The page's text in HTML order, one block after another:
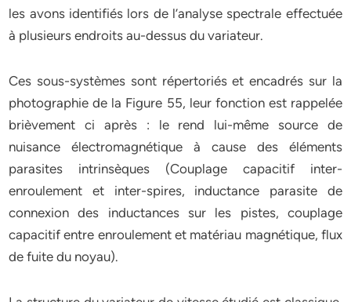
les avons identifiés lors de l’analyse spectrale effectuée
à plusieurs endroits au-dessus du variateur.
Ces sous-systèmes sont répertoriés et encadrés sur la
photographie de la Figure 55, leur fonction est rappelée
brièvement ci après : le rend lui-même source de
nuisance électromagnétique à cause des éléments
parasites intrinsèques (Couplage capacitif inter-
enroulement et inter-spires, inductance parasite de
connexion des inductances sur les pistes, couplage
capacitif entre enroulement et matériau magnétique, flux
de fuite du noyau).